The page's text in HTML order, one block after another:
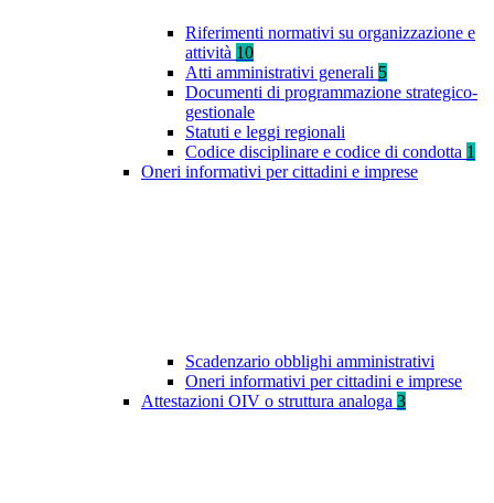
Riferimenti normativi su organizzazione e
attività 10
Atti amministrativi generali 5
Documenti di programmazione strategico-
gestionale
Statuti e leggi regionali
Codice disciplinare e codice di condotta 1
Oneri informativi per cittadini e imprese
Scadenzario obblighi amministrativi
Oneri informativi per cittadini e imprese
Attestazioni OIV o struttura analoga 3